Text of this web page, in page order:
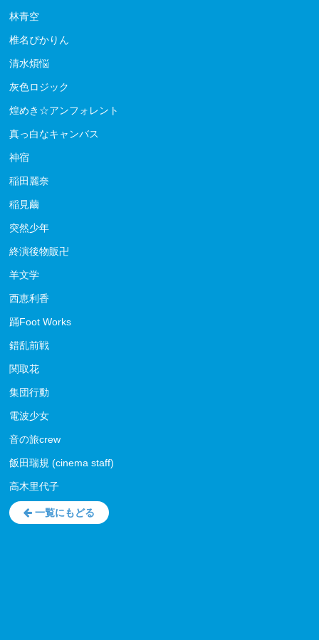
林青空
椎名ぴかりん
清水煩悩
灰色ロジック
煌めき☆アンフォレント
真っ白なキャンバス
神宿
稲田麗奈
稲見繭
突然少年
終演後物販卍
羊文学
西恵利香
踊Foot Works
錯乱前戦
関取花
集団行動
電波少女
音の旅crew
飯田瑞規 (cinema staff)
高木里代子
一覧にもどる